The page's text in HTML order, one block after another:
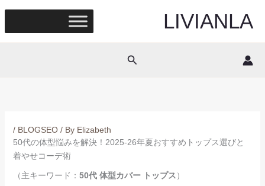
content
LIVIANLA
Search
/ BLOGSEO/ By Elizabeth
50代の体型悩みを解決！2025-26年夏おすすめトップス選びと
着やせコーデ術
（主キーワード： 50代 体型カバー トップス）